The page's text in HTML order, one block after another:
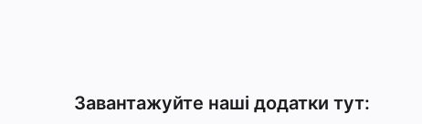
Завантажуйте наші додатки тут: